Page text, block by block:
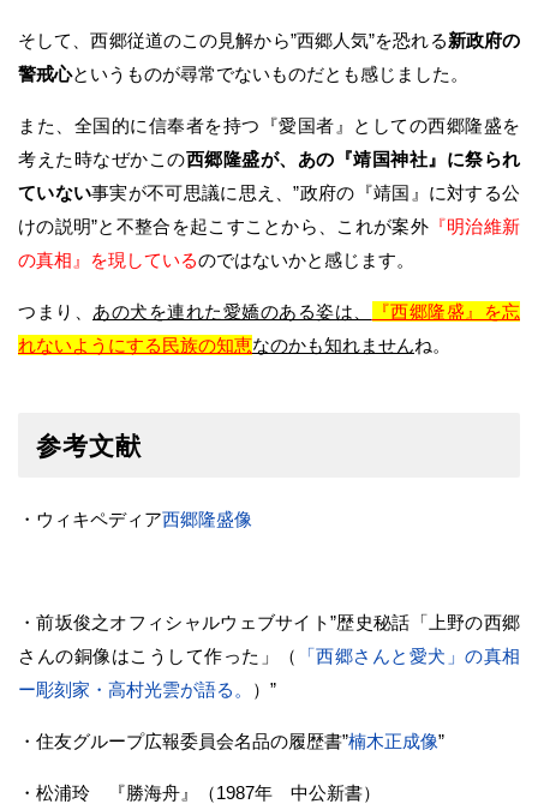
そして、西郷従道のこの見解から”西郷人気”を恐れる新政府の
警戒心というものが尋常でないものだとも感じました。
また、全国的に信奉者を持つ『愛国者』としての西郷隆盛を
考えた時なぜかこの西郷隆盛が、あの『靖国神社』に祭られ
ていない事実が不可思議に思え、”政府の『靖国』に対する公
けの説明”と不整合を起こすことから、これが案外『明治維新
の真相』を現しているのではないかと感じます。
つまり、 あの犬を連れた愛嬌のある姿は、
『西郷隆盛』を忘
れないようにする民族の知恵なのかも知れませんね。
参考文献
・ウィキペディア西郷隆盛像
・前坂俊之オフィシャルウェブサイト”歴史秘話「上野の西郷
さんの銅像はこうして作った」（
「西郷さんと愛犬」の真相
ー彫刻家・高村光雲が語る。
）”
・住友グループ広報委員会名品の履歴書”楠木正成像”
・松浦玲 『勝海舟』（1987年 中公新書）